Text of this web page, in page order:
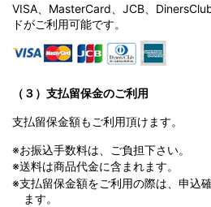
VISA、MasterCard、JCB、
ドがご利用可能です。
（３）支払留保金のご利用
支払留保金額もご利用頂けます。
※お振込手数料は、ご負担下さい。
※送料は商品代金に含まれます。
※支払留保金額をご利用の際は、申込
ます。